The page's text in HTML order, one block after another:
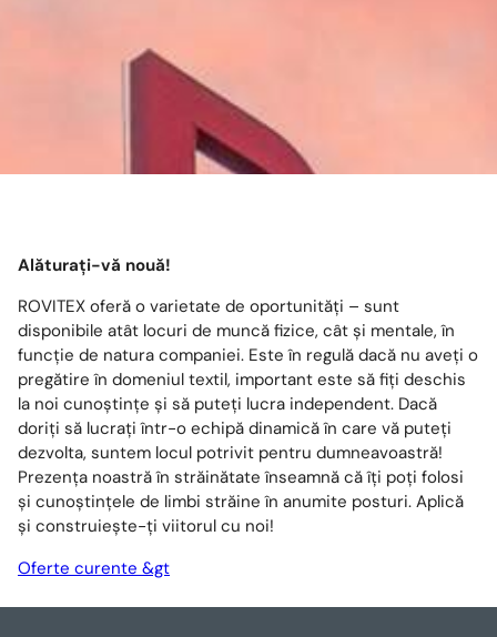
Alăturați-vă nouă!
ROVITEX oferă o varietate de oportunități – sunt
disponibile atât locuri de muncă fizice, cât și mentale, în
funcție de natura companiei. Este în regulă dacă nu aveți o
pregătire în domeniul textil, important este să fiți deschis
la noi cunoștințe și să puteți lucra independent. Dacă
doriți să lucrați într-o echipă dinamică în care vă puteți
dezvolta, suntem locul potrivit pentru dumneavoastră!
Prezența noastră în străinătate înseamnă că îți poți folosi
și cunoștințele de limbi străine în anumite posturi. Aplică
și construiește-ți viitorul cu noi!
Oferte curente &gt